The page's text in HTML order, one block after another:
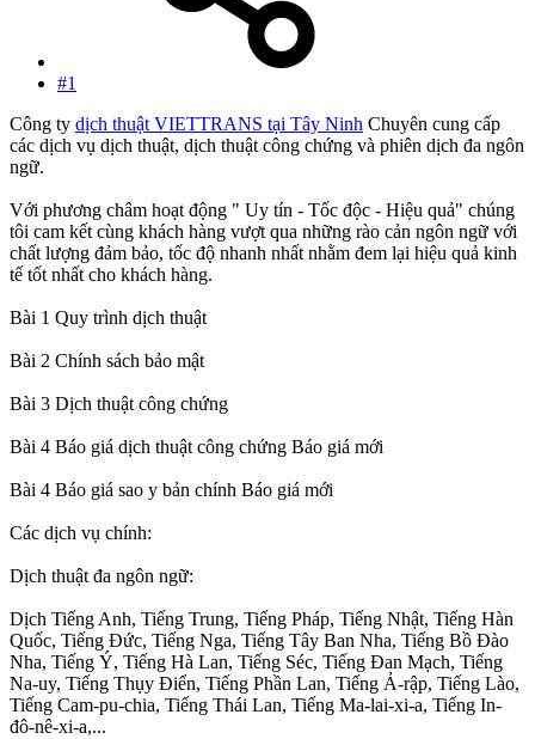
#1
Công ty dịch thuật VIETTRANS tại Tây Ninh Chuyên cung cấp
các dịch vụ dịch thuật, dịch thuật công chứng và phiên dịch đa ngôn
ngữ.
Với phương châm hoạt động " Uy tín - Tốc độc - Hiệu quả" chúng
tôi cam kết cùng khách hàng vượt qua những rào cản ngôn ngữ với
chất lượng đảm bảo, tốc độ nhanh nhất nhằm đem lại hiệu quả kinh
tế tốt nhất cho khách hàng.
Bài 1 Quy trình dịch thuật
Bài 2 Chính sách bảo mật
Bài 3 Dịch thuật công chứng
Bài 4 Báo giá dịch thuật công chứng Báo giá mới
Bài 4 Báo giá sao y bản chính Báo giá mới
Các dịch vụ chính:
Dịch thuật đa ngôn ngữ:
Dịch Tiếng Anh, Tiếng Trung, Tiếng Pháp, Tiếng Nhật, Tiếng Hàn
Quốc, Tiếng Đức, Tiếng Nga, Tiếng Tây Ban Nha, Tiếng Bồ Đào
Nha, Tiếng Ý, Tiếng Hà Lan, Tiếng Séc, Tiếng Đan Mạch, Tiếng
Na-uy, Tiếng Thụy Điển, Tiếng Phần Lan, Tiếng Ả-rập, Tiếng Lào,
Tiếng Cam-pu-chia, Tiếng Thái Lan, Tiếng Ma-lai-xi-a, Tiếng In-
đô-nê-xi-a,...